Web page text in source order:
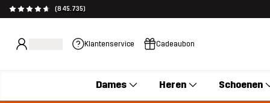
(845.735)
Klantenservice Cadeaubon
Dames Heren Schoenen